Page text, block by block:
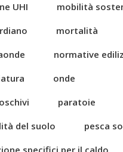
UHI
mobilità
mortalità
normative
onde
paratoie
del suolo
pesca
specifici per il caldo